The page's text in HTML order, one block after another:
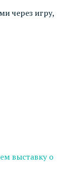
через игру,
выставку о